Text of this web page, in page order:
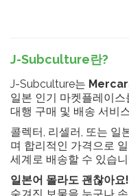
J-Subculture란?
J-Subculture는
일본 인기 마켓플레이
대행 구매 및 배송 서비
콜렉터, 리셀러, 또는 일
며 합리적인 가격으로
세계로 배송할 수 있습
일본어 몰라도 괜찮아요!
숨겨진 보물을 누구나